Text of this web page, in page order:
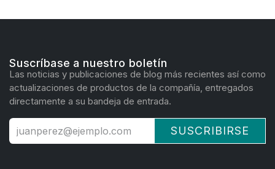
Suscríbase a nuestro boletín
Las noticias y publicaciones de blog más recientes así como
actualizaciones de productos de la compañía, entregados
directamente a su bandeja de entrada.
SUSCRIBIRSE